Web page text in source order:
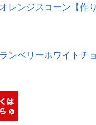
レンジスコーン【作り
ンベリーホワイトチョ